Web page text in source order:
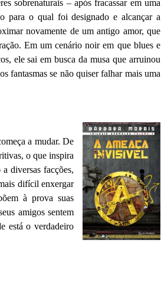
sobrenaturais – após fracassar em uma
para o qual foi designado e alcançar a
novamente de um antigo amor, que
Em um cenário noir em que blues e
ele sai em busca da musa que arruinou
fantasmas se não quiser falhar mais uma
a mudar. De
o que inspira
diversas facções,
difícil enxergar
à prova suas
amigos sentem
está o verdadeiro